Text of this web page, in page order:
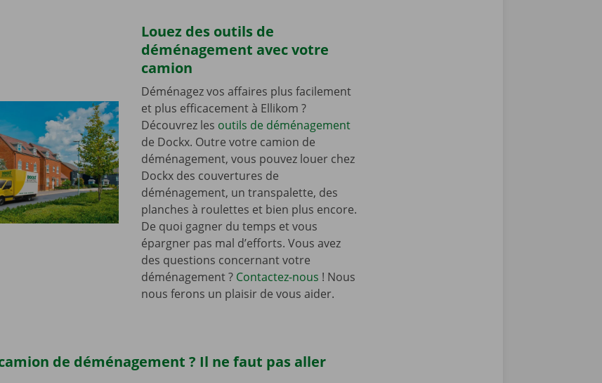
Louez des outils de
déménagement avec votre
camion
Déménagez vos affaires plus facilement
et plus efficacement à Ellikom ?
Découvrez les outils de déménagement
de Dockx. Outre votre camion de
déménagement, vous pouvez louer chez
Dockx des couvertures de
déménagement, un transpalette, des
planches à roulettes et bien plus encore.
De quoi gagner du temps et vous
épargner pas mal d’efforts. Vous avez
des questions concernant votre
déménagement ? Contactez-nous ! Nous
nous ferons un plaisir de vous aider.
de déménagement ? Il ne faut pas aller